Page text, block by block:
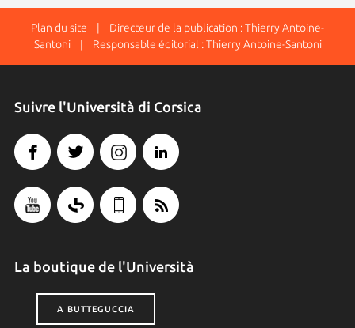
Plan du site | Directeur de la publication : Thierry Antoine-
Santoni | Responsable éditorial : Thierry Antoine-Santoni
Suivre l'Università di Corsica
La boutique de l'Università
A BUTTEGUCCIA